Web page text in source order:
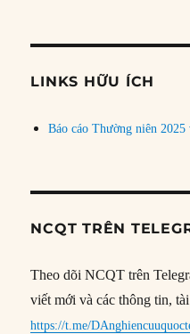
đề
LINKS HỮU ÍCH
Báo cáo Thường niên
NCQT TRÊN
Theo dõi NCQT trên
viết mới và các thông tin,
https://t.me/